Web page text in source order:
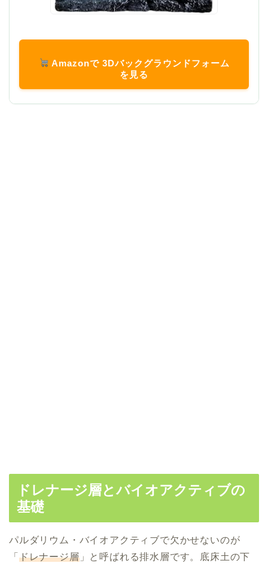
Amazonで 3Dバックグラウンドフォーム
を見る
ドレナージ層とバイオアクティブの
基礎
パルダリウム・バイオアクティブで欠かせないのが
「 ドレナージ層」と呼ばれる排水層です。底床土の下